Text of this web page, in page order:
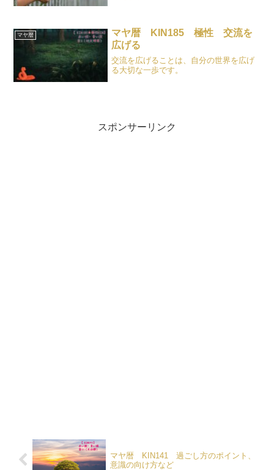
マヤ暦
マヤ暦 KIN185 極性 交流を
広げる
交流を広げることは、自分の世界を広げ
る大切な一歩です。
スポンサーリンク
マヤ暦 KIN141 過ごし方のポイント、
意識の向け方など